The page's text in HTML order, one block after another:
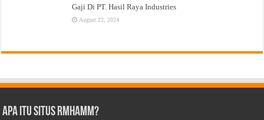
Gaji Di PT. Hasil Raya Industries
August 22, 2024
Apa Itu Situs Rmhamm?